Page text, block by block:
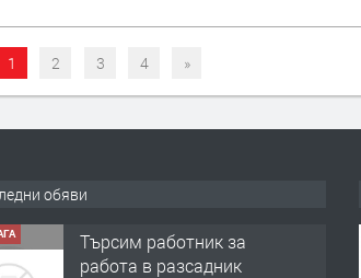
1 2 3 4 »
обяви
Търсим работник за
работа в разсадник